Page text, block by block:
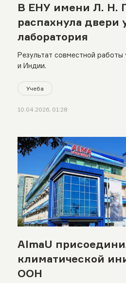
В ЕНУ имени Л. Н.
распахнула двери
лаборатория
Результат совместной работы
и Индии.
Учеба
10.04.2026, 01:28
AlmaU
климатической
ООН